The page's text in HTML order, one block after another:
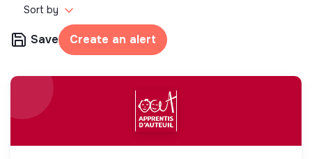
Sort by
Save Create an alert